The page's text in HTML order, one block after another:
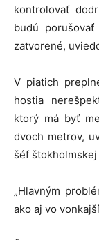
kontrolovať
budú
zatvorené,
V piatich
hostia
ktorý má byť
dvoch metrov,
šéf
„Hlavným
ako aj vo